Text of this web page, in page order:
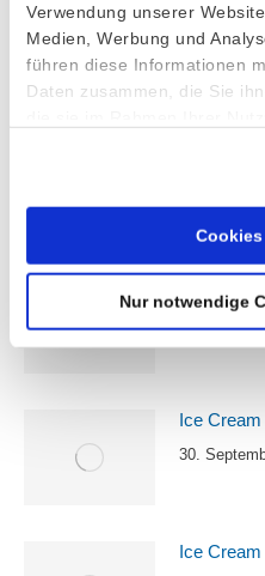
Verwendung unserer
Medien, Werbung und
führen diese Informationen
Daten zusammen, die Sie
Nur notwendige
Stöckel
scoop
15.
30.
Ice
30.
Ice